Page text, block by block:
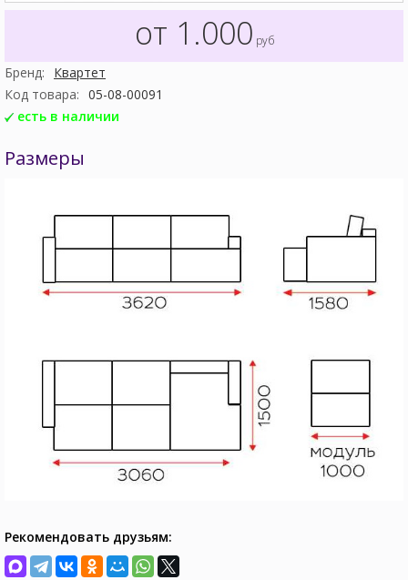
от 1.000 руб
Бренд:
Квартет
Код товара: 05-08-00091
есть в наличии
Размеры
Рекомендовать друзьям: